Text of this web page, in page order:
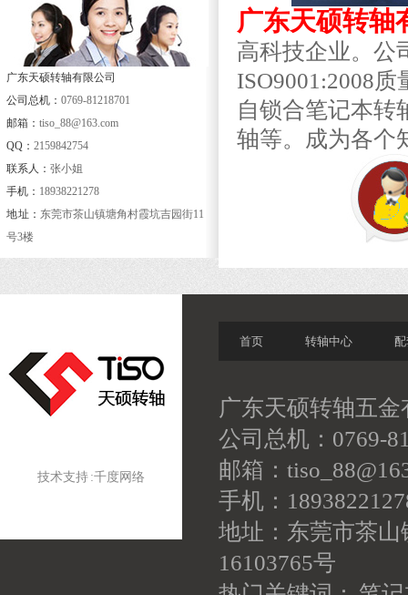
广东天硕转轴有限公司
公司总机： 0769-81218701
邮箱： tiso_88@163.com
QQ： 2159842754
联系人： 张小姐
手机： 18938221278
地 址： 东莞市茶山镇塘角村霞坑吉园街11
号3楼
广东天硕转轴
高科技企业。公
ISO9001:2008
自锁合笔记本转
轴等。成为各个
技术支持 :千度网络
首页 转轴中心
广东天硕转轴五
公司总机：0769-
邮箱：
手机：
地址：东莞市茶
16103765号